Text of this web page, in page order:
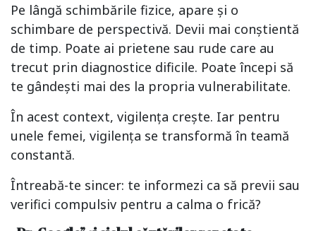
Pe lângă schimbările fizice, apare și o
schimbare de perspectivă. Devii mai conștientă
de timp. Poate ai prietene sau rude care au
trecut prin diagnostice dificile. Poate începi să
te gândești mai des la propria vulnerabilitate.
În acest context, vigilența crește. Iar pentru
unele femei, vigilența se transformă în teamă
constantă.
Întreabă-te sincer: te informezi ca să previi sau
verifici compulsiv pentru a calma o frică?